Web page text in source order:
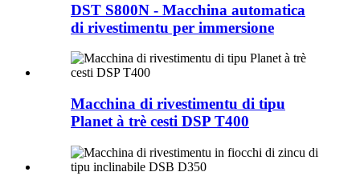
DST S800N - Macchina automatica
di rivestimentu per immersione
Macchina di rivestimentu di tipu
Planet à trè cesti DSP T400